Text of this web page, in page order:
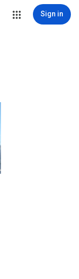
Sign in